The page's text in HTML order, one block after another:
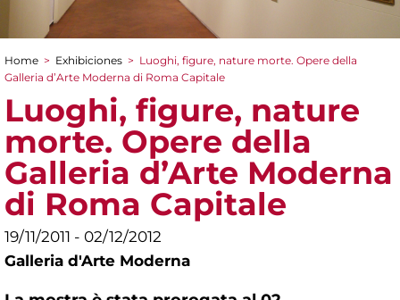
You are here
Home > Exhibiciones > Luoghi, figure, nature morte. Opere della
Galleria d’Arte Moderna di Roma Capitale
Luoghi, figure, nature
morte. Opere della
Galleria d’Arte Moderna
di Roma Capitale
19/11/2011 - 02/12/2012
Galleria d'Arte Moderna